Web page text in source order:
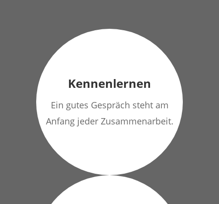
Kennenlernen
Ein gutes Gespräch steht am
Anfang jeder Zusammenarbeit.